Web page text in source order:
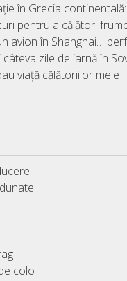
în Grecia
pentru a călători
avion în Shanghai…
zile de iarnă în
viață călătoriilor mele
colo